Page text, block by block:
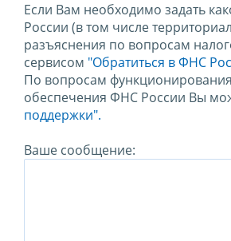
Если Вам необходимо задать
России (в том числе
разъяснения по вопросам
сервисом "Обратиться в ФНС
По вопросам
обеспечения ФНС России Вы
поддержки".
Ваше сообщение: